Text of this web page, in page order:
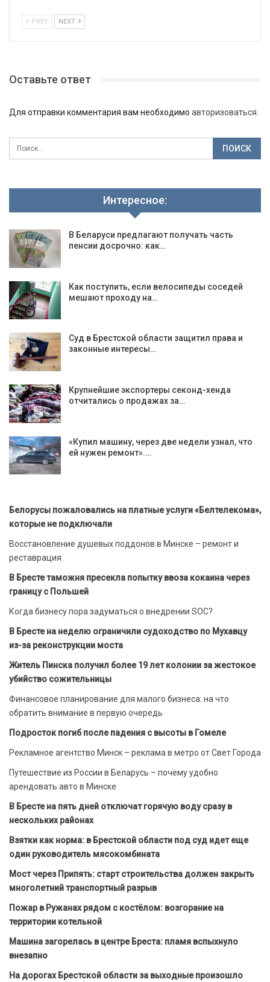
PREV NEXT
Оставьте ответ
Для отправки комментария вам необходимо авторизоваться
Интересное:
В Беларуси предлагают получать часть
пенсии досрочно: как…
Как поступить, если велосипеды соседей
мешают проходу на…
Суд в Брестской области защитил права и
законные интересы…
Крупнейшие экспортеры секонд-хенда
отчитались о продажах за…
«Купил машину, через две недели узнал, что
ей нужен ремонт».…
Белорусы пожаловались на платные услуги «Белтелекома»,
которые не подключали
Восстановление душевых поддонов в Минске – ремонт и
реставрация
В Бресте таможня пресекла попытку ввоза кокаина через
границу с Польшей
Когда бизнесу пора задуматься о внедрении SOC?
В Бресте на неделю ограничили судоходство по Мухавцу
из-за реконструкции моста
Житель Пинска получил более 19 лет колонии за жестокое
убийство сожительницы
Финансовое планирование для малого бизнеса: на что
обратить внимание в первую очередь
Подросток погиб после падения с высоты в Гомеле
Рекламное агентство Минск – реклама в метро от Свет Города
Путешествие из России в Беларусь – почему удобно
арендовать авто в Минске
В Бресте на пять дней отключат горячую воду сразу в
нескольких районах
Взятки как норма: в Брестской области под суд идет еще
один руководитель мясокомбината
Мост через Припять: старт строительства должен закрыть
многолетний транспортный разрыв
Пожар в Ружанах рядом с костёлом: возгорание на
территории котельной
Машина загорелась в центре Бреста: пламя вспыхнуло
внезапно
На дорогах Брестской области за выходные произошло